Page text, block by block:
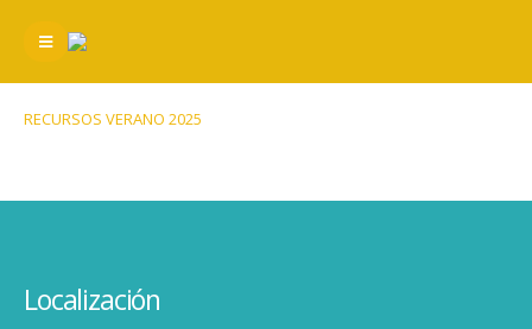
RECURSOS VERANO 2025
Localización